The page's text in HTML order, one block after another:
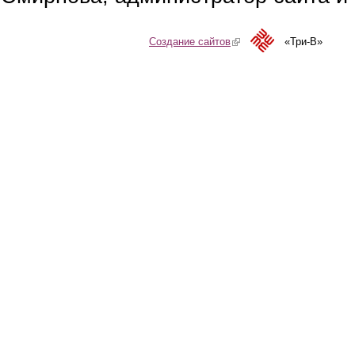
Создание сайтов(link is external)«Три-В»